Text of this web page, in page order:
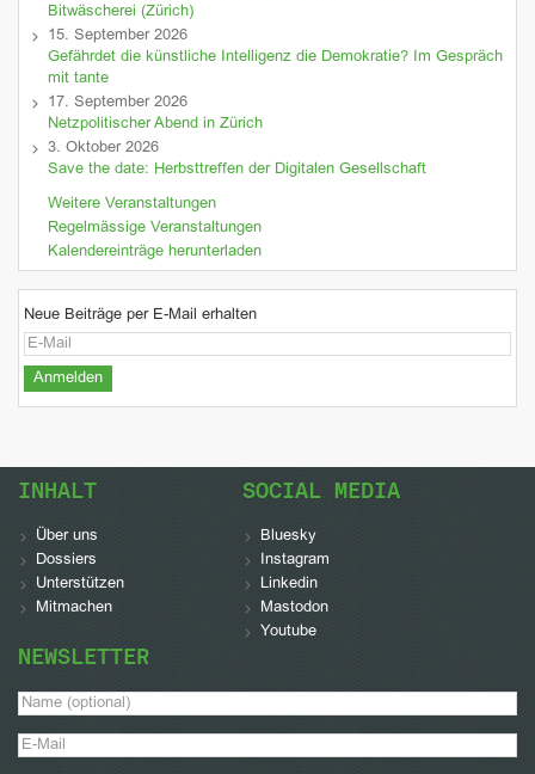
Bitwäscherei (Zürich)
15. September 2026
Gefährdet die künstliche Intelligenz die Demokratie? Im Gespräch
mit tante
17. September 2026
Netzpolitischer Abend in Zürich
3. Oktober 2026
Save the date: Herbsttreffen der Digitalen Gesellschaft
Weitere Veranstaltungen
Regelmässige Veranstaltungen
Kalendereinträge herunterladen
Neue Beiträge per E-Mail erhalten
INHALT
Über uns
Dossiers
Unterstützen
Mitmachen
SOCIAL MEDIA
Bluesky
Instagram
Linkedin
Mastodon
Youtube
NEWSLETTER